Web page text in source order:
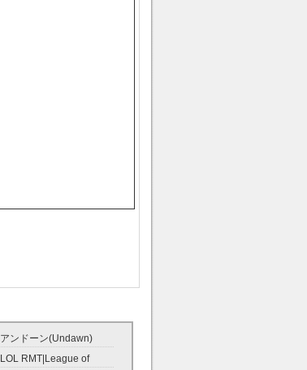
アンドーン(Undawn)
RMT
LOL RMT|League of